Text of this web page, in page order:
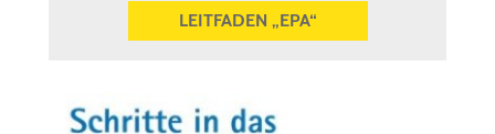
LEITFADEN „EPA“